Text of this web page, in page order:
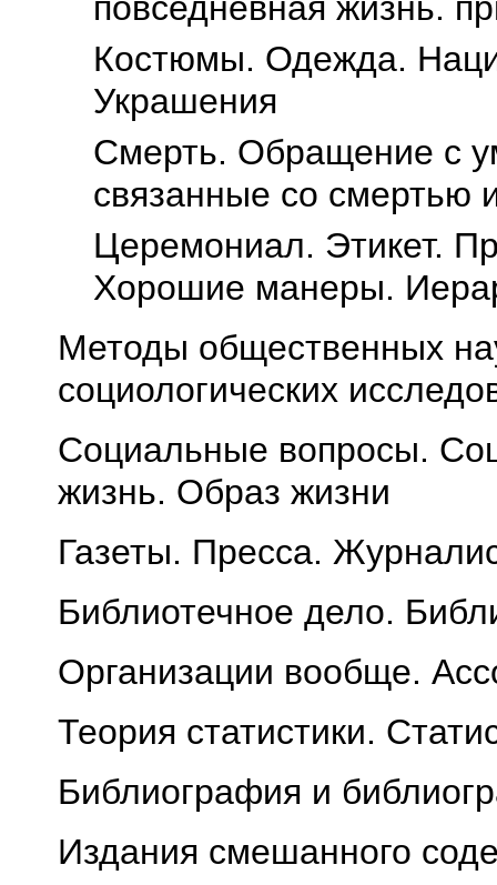
Костюмы. Одежда.
Украшения
Смерть. Обращение с
связанные со смертью
Церемониал. Этикет.
Хорошие манеры.
Методы общественных
социологических
Социальные вопросы.
жизнь. Образ жизни
Газеты. Пресса.
Библиотечное дело.
Организации вообще.
Теория статистики.
Библиография и
Издания смешанного